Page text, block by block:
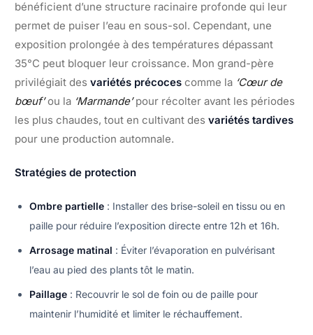
bénéficient d’une structure racinaire profonde qui leur
permet de puiser l’eau en sous-sol. Cependant, une
exposition prolongée à des températures dépassant
35°C peut bloquer leur croissance. Mon grand-père
privilégiait des variétés précoces comme la ‘Cœur de
bœuf’ou la ‘Marmande’pour récolter avant les périodes
les plus chaudes, tout en cultivant des variétés tardives
pour une production automnale.
Stratégies de protection
Ombre partielle : Installer des brise-soleil en tissu ou en
paille pour réduire l’exposition directe entre 12h et 16h.
Arrosage matinal : Éviter l’évaporation en pulvérisant
l’eau au pied des plants tôt le matin.
Paillage : Recouvrir le sol de foin ou de paille pour
maintenir l’humidité et limiter le réchauffement.